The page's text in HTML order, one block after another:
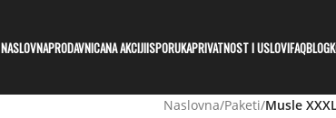
NASLOVNAPRODAVNICANA AKCIJIISPORUKAPRIVATNOST I USLOVIFAQBLOG
Naslovna/Paketi/Musle